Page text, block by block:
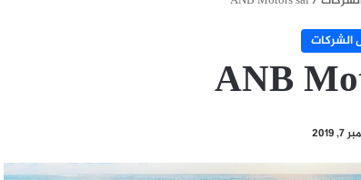
الشركات
ANB
2019